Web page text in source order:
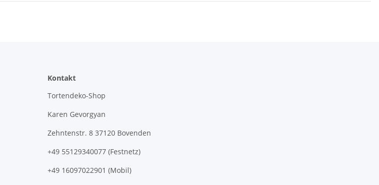
Kontakt
Tortendeko-Shop
Karen Gevorgyan
Zehntenstr. 8 37120 Bovenden
+49 55129340077 (Festnetz)
+49 16097022901 (Mobil)